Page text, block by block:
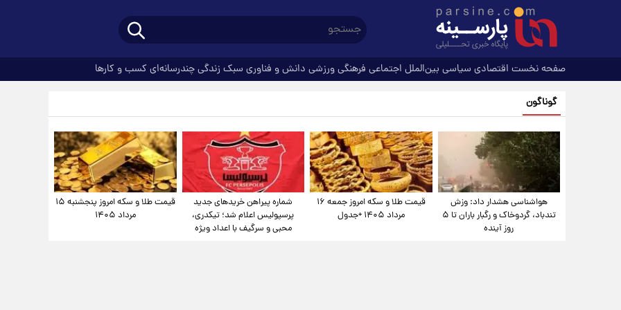
صفحه نخست اقتصادی سیاسی بین‌الملل اجتماعی فرهنگیورزشی دانش و فناوری سبک زندگیچندرسانه‌ای کسب و کارها
گوناگون
هواشناسی هشدار داد: وزش
تندباد، گردوخاک و رگبار باران تا ۵
روز آینده
قیمت طلا و سکه امروز جمعه ۱۶
مرداد ۱۴۰۵ +جدول
شماره پیراهن خریدهای جدید
پرسپولیس اعلام شد؛ تیکدری،
محبی و سرگیف با اعداد ویژه
قیمت طلا و سکه امروز پنجشنبه ۱۵
مرداد ۱۴۰۵